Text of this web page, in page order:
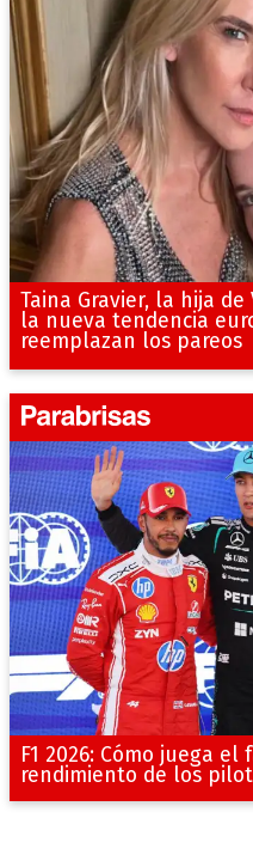
Taina Gravier, la hija de
la nueva tendencia
reemplazan los pareos
F1 2026: Cómo juega
rendimiento de los